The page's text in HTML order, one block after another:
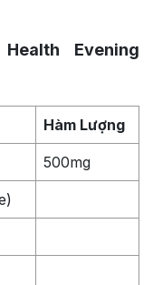
Evening
Hàm Lượng
500mg